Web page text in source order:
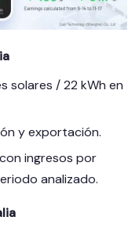
solares / 22 kWh en
y exportación.
ingresos por
analizado.